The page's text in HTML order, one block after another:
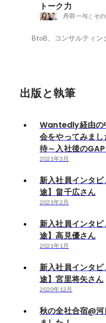
トーク力
丹羽 一与と そ
BtoB、コンサルティン
出版と執筆
Wantedly経由の
会をやってみま
待～入社後のGAP
2021年3月
新入社員インタ
途】畠千広さん
2021年2月
新入社員インタ
途】高見優さん
2021年1月
新入社員インタ
途】宮里将矢さん
2020年12月
秋の全社合宿@